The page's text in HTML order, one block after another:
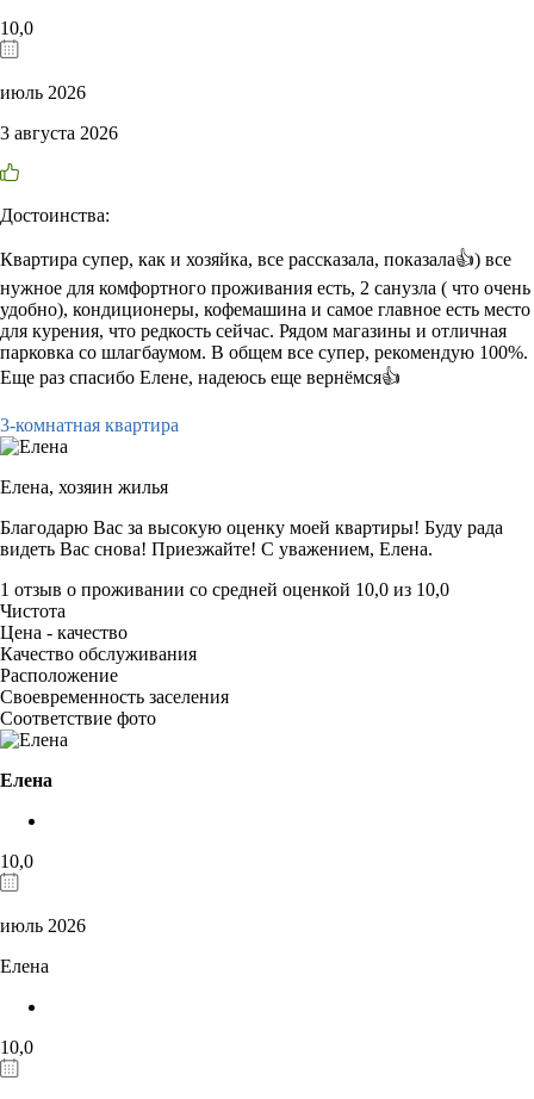
10,0
июль 2026
3 августа 2026
Достоинства:
Квартира супер, как и хозяйка, все рассказала, показала👍) все
нужное для комфортного проживания есть, 2 санузла ( что очень
удобно), кондиционеры, кофемашина и самое главное есть место
для курения, что редкость сейчас. Рядом магазины и отличная
парковка со шлагбаумом. В общем все супер, рекомендую 100%.
Еще раз спасибо Елене, надеюсь еще вернёмся👍
3-комнатная квартира
Елена, хозяин жилья
Благодарю Вас за высокую оценку моей квартиры! Буду рада
видеть Вас снова! Приезжайте! С уважением, Елена.
1 отзыв о проживании со средней оценкой 10,0 из 10,0
Чистота
Цена - качество
Качество обслуживания
Расположение
Своевременность заселения
Соответствие фото
Елена
10,0
июль 2026
Елена
10,0